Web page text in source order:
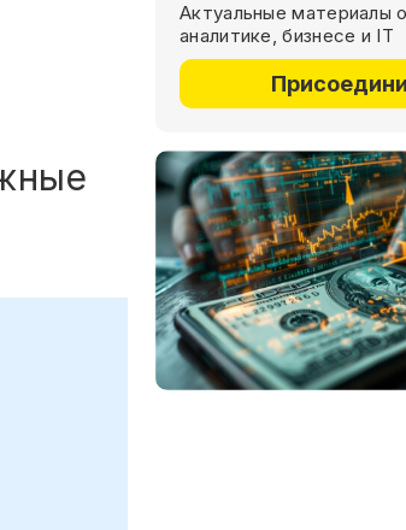
Актуальные материалы
аналитике, бизнесе и IT